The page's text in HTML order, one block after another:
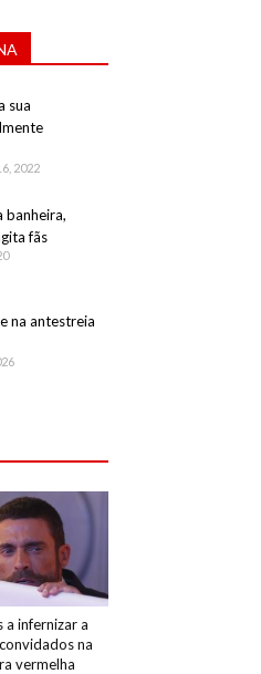
sua
2022
banheira,
fãs
na antestreia
a infernizar a
na
vermelha